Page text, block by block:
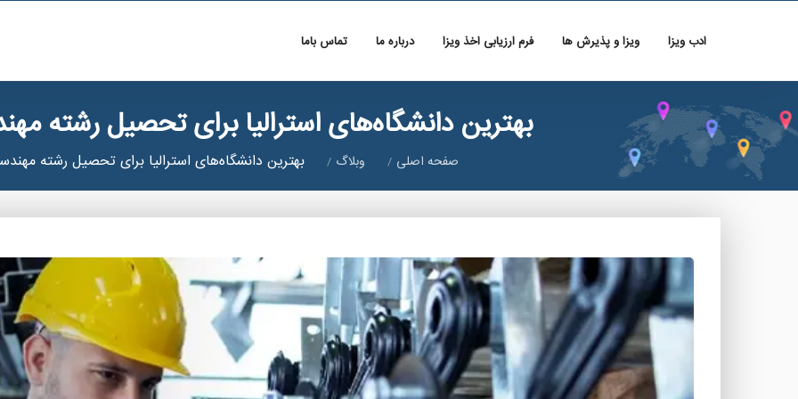
ادب ویزا ویزا و پذیرش ها فرم ارزیابی اخذ ویزا درباره ما تماس باما
بهترین دانشگاه‌های استرالیا برای تحصیل رشته
صفحه اصلی وبلاگ بهترین دانشگاه‌های استرالیا برای تحصیل رشته